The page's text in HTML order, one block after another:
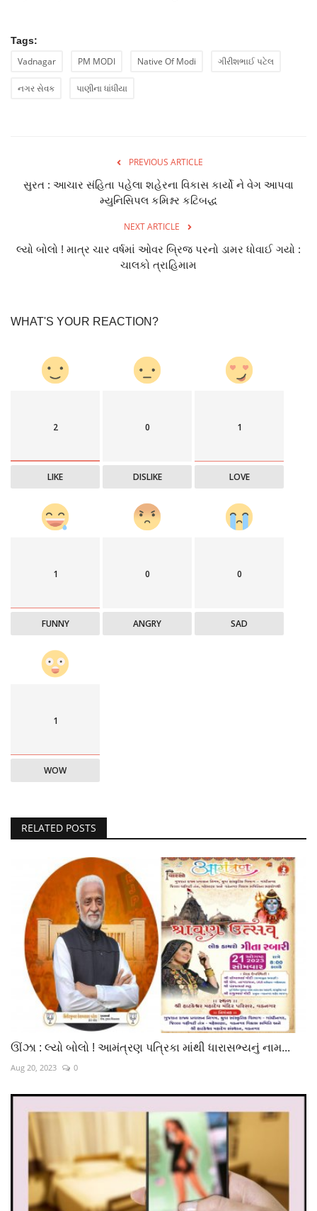
Tags:
Vadnagar PM MODI Native Of Modi ગીરીશભાઈ પટેલ
નગર સેવક પાણીના ધાંધીયા
PREVIOUS ARTICLE
સુરત : આચાર સંહિતા પહેલા શહેરના વિકાસ કાર્યો ને વેગ આપવા
મ્યુનિસિપલ કમિશ્નર કટિબદ્ધ
NEXT ARTICLE
લ્યો બોલો ! માત્ર ચાર વર્ષમાં ઓવર બ્રિજ પરનો ડામર ધોવાઈ ગયો :
ચાલકો ત્રાહિમામ
WHAT'S YOUR REACTION?
2
LIKE
0
DISLIKE
1
LOVE
1
FUNNY
0
ANGRY
0
SAD
1
WOW
RELATED POSTS
ઊંઝા : લ્યો બોલો ! આમંત્રણ પત્રિકા માંથી ધારાસભ્યનું નામ...
Aug 20, 2023 0